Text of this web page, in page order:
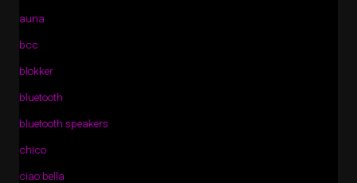
auna
bcc
blokker
bluetooth
bluetooth speakers
chico
ciao bella